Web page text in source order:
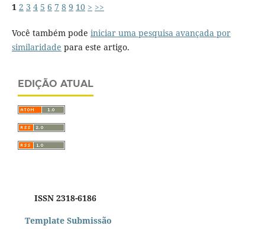
1 2 3 4 5 6 7 8 9 10 > >>
Você também pode iniciar uma pesquisa avançada por
similaridade para este artigo.
EDIÇÃO ATUAL
ISSN 2318-6186
Template Submissão